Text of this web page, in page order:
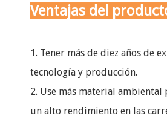
del filtro de aire: 26 mm
Montaje del filtro de aire
Diámetro exterior: 30 mm
Ventajas del
1. Tener más de diez años de
tecnología y producción.
2. Use más material ambiental
un alto rendimiento en las